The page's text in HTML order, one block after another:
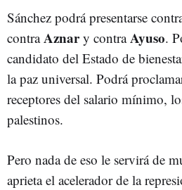
Sánchez podrá presentarse
contraAznary contraAyuso.
candidato del Estado de
la paz universal. Podrá
receptores del salario mínimo,
palestinos.
Pero nada de eso le servirá de
aprieta el acelerador de la